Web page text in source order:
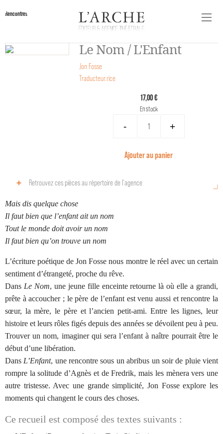
Rencontres
Le Nom / L'Enfant
Jon Fosse
Traducteur.rice
17,00 €
En stock
- +
Ajouter au panier
Retrouvez ces pièces au répertoire de l‘agence
Mais dis quelque chose
Il faut bien que l’enfant ait un nom
Tout le monde doit avoir un nom
Il faut bien qu’on trouve un nom
L’écriture poétique de Jon Fosse nous montre le réel avec un certain
sentiment d’étrangeté, proche du rêve.
Dans Le Nom, une jeune fille enceinte retourne là où elle a grandi,
prête à accoucher ; le père de l’enfant est venu aussi et rencontre la
sœur, la mère, le père et l’ancien petit-ami. Entre les lignes, leur
histoire et leurs rôles figés depuis des années se dévoilent peu à peu.
Trouver un nom, imaginer qui sera l’enfant à naître pourrait être le
début d’une libération.
Dans L’Enfant, une rencontre sous un abribus un soir de pluie vient
rompre la solitude d’Agnès et de Fredrik, mais les mènera vers une
autre tristesse. Avec une grande simplicité, Jon Fosse explore les
moments qui changent le cours des choses.
Ce recueil est composé des textes suivants :